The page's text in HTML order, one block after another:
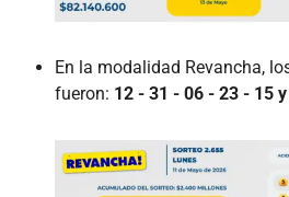
En la modalidad Revancha,
fueron: 12 - 31 - 06 - 23 - 15